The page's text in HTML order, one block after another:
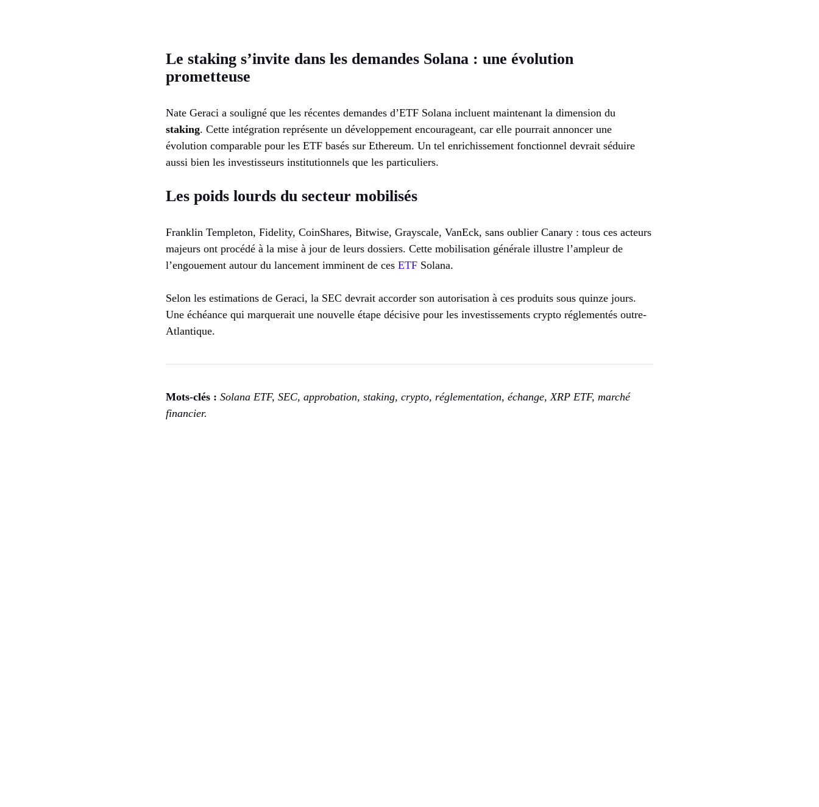
Le staking s’invite dans les demandes Solana : une évolution
prometteuse
Nate Geraci a souligné que les récentes demandes d’ETF Solana incluent maintenant la dimension du
staking. Cette intégration représente un développement encourageant, car elle pourrait annoncer une
évolution comparable pour les ETF basés sur Ethereum. Un tel enrichissement fonctionnel devrait séduire
aussi bien les investisseurs institutionnels que les particuliers.
Les poids lourds du secteur mobilisés
Franklin Templeton, Fidelity, CoinShares, Bitwise, Grayscale, VanEck, sans oublier Canary : tous ces acteurs
majeurs ont procédé à la mise à jour de leurs dossiers. Cette mobilisation générale illustre l’ampleur de
l’engouement autour du lancement imminent de ces ETF Solana.
Selon les estimations de Geraci, la SEC devrait accorder son autorisation à ces produits sous quinze jours.
Une échéance qui marquerait une nouvelle étape décisive pour les investissements crypto réglementés outre-
Atlantique.
Mots-clés : Solana ETF, SEC, approbation, staking, crypto, réglementation, échange, XRP ETF, marché
financier.